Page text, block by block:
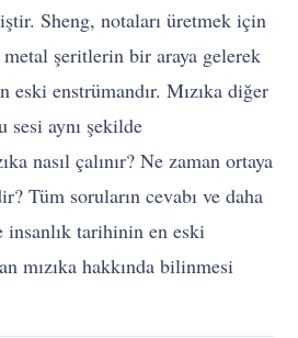
Sheng, notaları üretmek için
şeritlerin bir araya gelerek
enstrümandır. Mızıka diğer
sesi aynı şekilde
nasıl çalınır? Ne zaman ortaya
Tüm soruların cevabı ve daha
insanlık tarihinin en eski
mızıka hakkında bilinmesi